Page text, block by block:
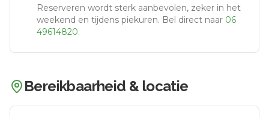
Reserveren wordt sterk aanbevolen, zeker in het
weekend en tijdens piekuren. Bel direct naar 06
49614820.
Bereikbaarheid & locatie